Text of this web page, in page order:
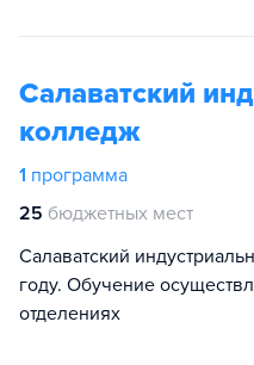
Салаватский
колледж
1 программа
25 бюджетных мест
Салаватский
году. Обучение
отделениях